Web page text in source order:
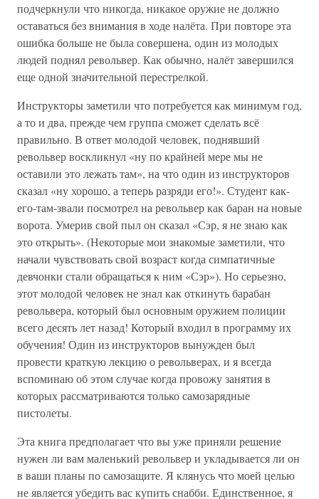
подчеркнули что никогда, никакое оружие не должно
оставаться без внимания в ходе налёта. При повторе эта
ошибка больше не была совершена, один из молодых
людей поднял револьвер. Как обычно, налёт завершился
еще одной значительной перестрелкой.
Инструкторы заметили что потребуется как минимум год,
а то и два, прежде чем группа сможет сделать всё
правильно. В ответ молодой человек, поднявший
револьвер воскликнул «ну по крайней мере мы не
оставили это лежать там», на что один из инструкторов
сказал «ну хорошо, а теперь разряди его!». Студент как-
его-там-звали посмотрел на револьвер как баран на новые
ворота. Умерив свой пыл он сказал «Сэр, я не знаю как
это открыть». (Некоторые мои знакомые заметили, что
начали чувствовать свой возраст когда симпатичные
девчонки стали обращаться к ним «Сэр»). Но серьезно,
этот молодой человек не знал как откинуть барабан
револьвера, который был основным оружием полиции
всего десять лет назад! Который входил в программу их
обучения! Один из инструкторов вынужден был
провести краткую лекцию о револьверах, и я всегда
вспоминаю об этом случае когда провожу занятия в
которых рассматриваются только самозарядные
пистолеты.
Эта книга предполагает что вы уже приняли решение
нужен ли вам маленький револьвер и укладывается ли он
в ваши планы по самозащите. Я клянусь что моей целью
не является убедить вас купить снабби. Единственное, я